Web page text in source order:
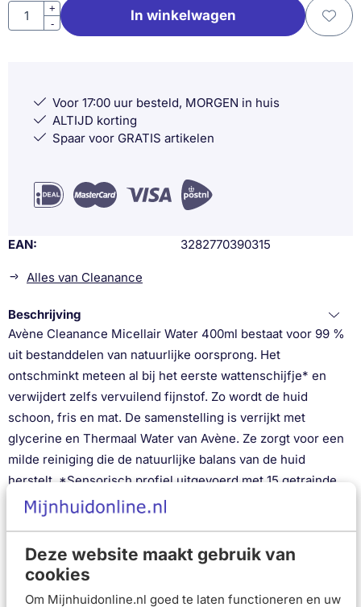
Deze website maakt gebruik van
cookies
Om Mijnhuidonline.nl goed te laten functioneren en uw
Aantal
+
-
In winkelwagen
Voor 17:00 uur besteld, MORGEN in huis
ALTIJD korting
Spaar voor GRATIS artikelen
EAN 3282770390315
Alles van Cleanance
Beschrijving
Avène Cleanance Micellair Water 400ml bestaat voor 99 %
uit bestanddelen van natuurlijke oorsprong. Het
ontschminkt meteen al bij het eerste wattenschijfje* en
verwijdert zelfs vervuilend fijnstof. Zo wordt de huid
schoon, fris en mat. De samenstelling is verrijkt met
glycerine en Thermaal Water van Avène. Ze zorgt voor een
milde reiniging die de natuurlijke balans van de huid
herstelt. *Sensorisch profiel uitgevoerd met 15 getrainde
panelleden.
VERWIJDERT MAKE-UP: gezicht en ogen, vanaf het
eerste wattenschijfje* *Sensorisch profiel uitgevoerd
met vijftien getrainde panelleden.
REINIGT: Verwijdert onzuiverheden en vuildeeltjes
TEINTMATTEREND: Vermindert overtollige talg dankzij